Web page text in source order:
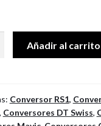
Añadir al carrito
Conversor RS1,
, Conversores DT Swiss,